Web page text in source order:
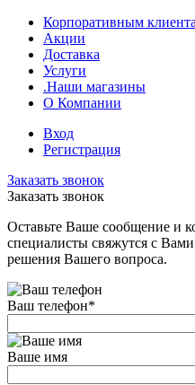
Корпоративным
Акции
Доставка
Услуги
.Наши магазины
О Компании
Вход
Регистрация
Заказать звонок
Заказать звонок
Оставьте Ваше сообщение и
специалисты свяжутся с
решения Вашего вопроса.
Ваш телефон*
Ваше имя